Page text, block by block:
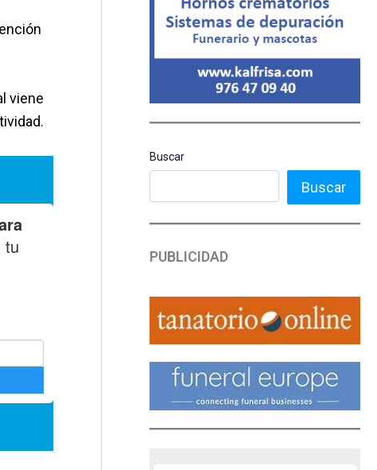
viene
Buscar
Buscar
PUBLICIDAD